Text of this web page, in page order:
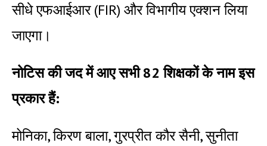
सीधे एफआईआर (FIR) और विभागीय एक्शन लिया
जाएगा।
नोटिस की जद में आए सभी 82 शिक्षकों के नाम इस
प्रकार हैं:
मोनिका, किरण बाला, गुरप्रीत कौर सैनी, सुनीता